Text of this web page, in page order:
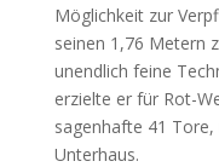
Möglichkeit zur
seinen 1,76 Metern
unendlich feine
erzielte er für Rot-
sagenhafte 41
Unterhaus.